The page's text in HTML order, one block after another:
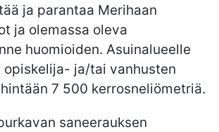
ja parantaa Merihaan
ja olemassa oleva
huomioiden. Asuinalueelle
ja/tai vanhusten
7 500 kerrosneliömetriä.
saneerauksen